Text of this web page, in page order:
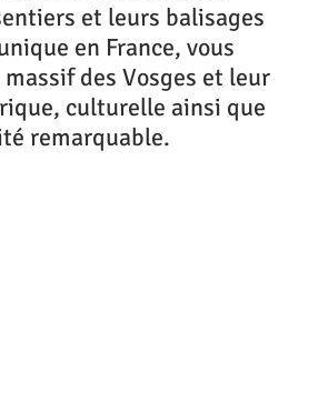
et leurs balisages
en France, vous
des Vosges et leur
culturelle ainsi que
remarquable.